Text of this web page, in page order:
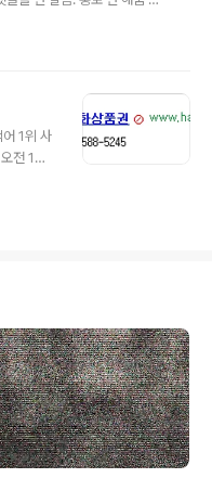
1위 사
전 1시
서버